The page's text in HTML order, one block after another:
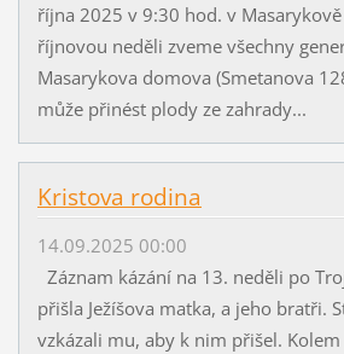
října 2025 v 9:30 hod. v
říjnovou neděli zveme všechny
Masarykova domova (Smetanova
může přinést plody ze zahrady...
Kristova rodina
14.09.2025 00:00
Záznam kázání na 13. neděli po
přišla Ježíšova matka, a jeho bratři.
vzkázali mu, aby k nim přišel.